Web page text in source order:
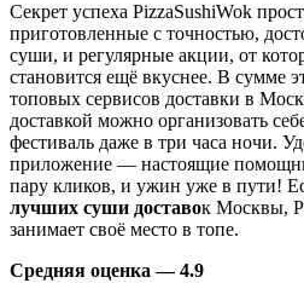
Секрет успеха PizzaSushiWok
приготовленные с точностью,
суши, и регулярные акции, от
становится ещё вкуснее. В сумме
топовых сервисов доставки в
доставкой можно организовать
фестиваль даже в три часа ночи.
приложение — настоящие
пару кликов, и ужин уже в пути!
лучших суши доставок Москвы,
занимает своё место в топе.
Средняя оценка — 4.9